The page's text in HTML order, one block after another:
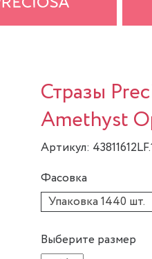
Стразы
Amethyst
Артикул:
Фасовка
Упаковка 1440 шт.
Выберите размер